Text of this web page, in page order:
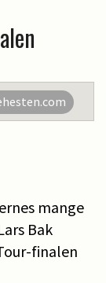
mange
Bak
finalen